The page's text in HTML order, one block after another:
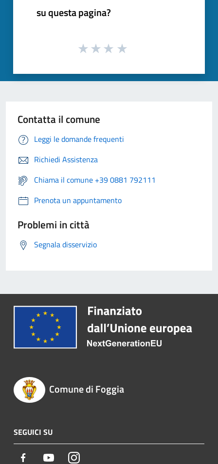
su questa pagina?
Contatta il comune
Leggi le domande frequenti
Richiedi Assistenza
Chiama il comune +39 0881 792111
Prenota un appuntamento
Problemi in città
Segnala disservizio
Comune di Foggia
SEGUICI SU
Facebook YoutubeInstagram